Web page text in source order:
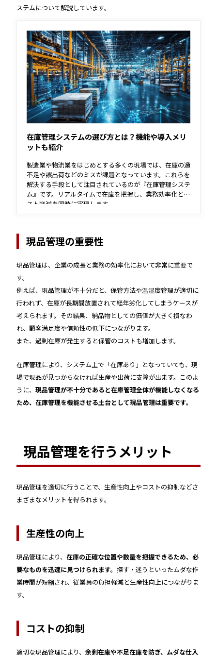
ステムについて解説しています。
在庫管理システムの選び方とは？機能や導入メリ
ットも紹介
製造業や物流業をはじめとする多くの現場では、在庫の過
不足や誤出荷などのミスが課題となっています。これらを
解決する手段として注目されているのが『在庫管理システ
ム』です。リアルタイムで在庫を把握し、業務効率化とコ
スト削減を同時に実現します。
現品管理の重要性
現品管理は、企業の成長と業務の効率化において非常に重要で
す。
例えば、現品管理が不十分だと、保管方法や温湿度管理が適切に
行われず、在庫が長期間放置されて経年劣化してしまうケースが
考えられます。その結果、納品物としての価値が大きく損なわ
れ、顧客満足度や信頼性の低下につながります。
また、過剰在庫が発生すると保管のコストも増加します。
在庫管理により、システム上で「在庫あり」となっていても、現
場で現品が見つからなければ生産や出荷に支障が出ます。このよ
うに、 現品管理が不十分であると在庫管理全体が機能しなくなる
ため、在庫管理を機能させる土台として現品管理は重要です。
現品管理を行うメリット
現品管理を適切に行うことで、生産性向上やコストの抑制などさ
まざまなメリットを得られます。
生産性の向上
現品管理により、 在庫の正確な位置や数量を把握できるため、必
要なものを迅速に見つけられます。 探す・迷うといったムダな作
業時間が短縮され、従業員の負担軽減と生産性向上につながりま
す。
コストの抑制
適切な現品管理により、 余剰在庫や不足在庫を防ぎ、ムダな仕入